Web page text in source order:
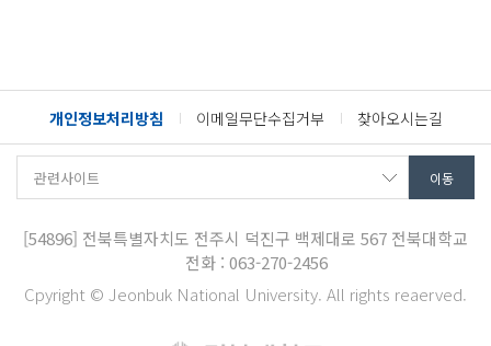
개인정보처리방침 이메일무단수집거부 찾아오시는길
[54896] 전북특별자치도 전주시 덕진구 백제대로 567 전북대학교
전화 : 063-270-2456
Cpyright © Jeonbuk National University. All rights reaerved.